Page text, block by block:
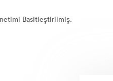
Basitleştirilmiş.